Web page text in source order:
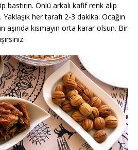
bastırın. Önlü arkalı kafif renk alıp
her tarafı 2-3 dakika. Ocağın
aşırıda kısmayın orta karar olsun. Bir